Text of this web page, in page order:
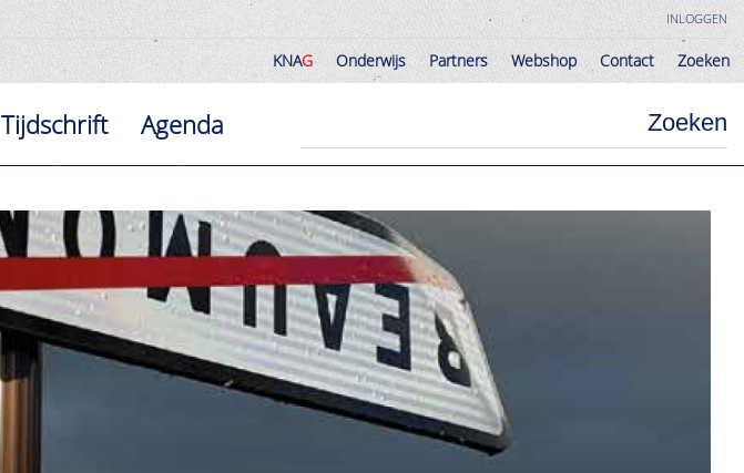
INLOGGEN
KNAG Onderwijs Partners Webshop Contact Zoeken
Tijdschrift Agenda